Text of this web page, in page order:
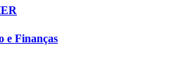
e Finanças